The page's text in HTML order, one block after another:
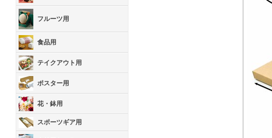
フルーツ用
食品用
テイクアウト用
ポスター用
花・鉢用
スポーツギア用